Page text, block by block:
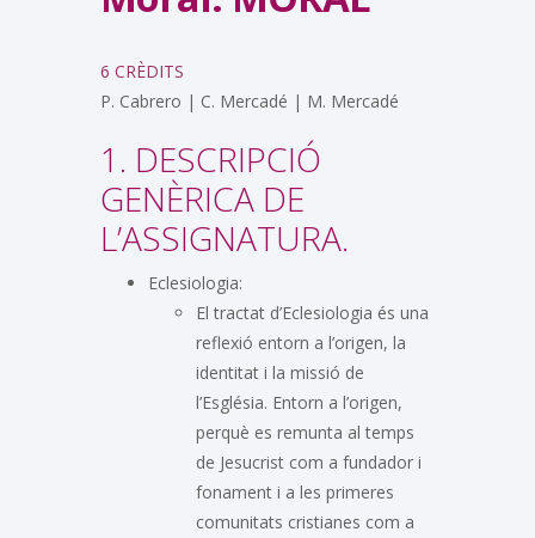
6 CRÈDITS
P. Cabrero | C. Mercadé | M. Mercadé
1. DESCRIPCIÓ
GENÈRICA DE
L’ASSIGNATURA.
Eclesiologia:
El tractat d’Eclesiologia és una
reflexió entorn a l’origen, la
identitat i la missió de
l’Església. Entorn a l’origen,
perquè es remunta al temps
de Jesucrist com a fundador i
fonament i a les primeres
comunitats cristianes com a